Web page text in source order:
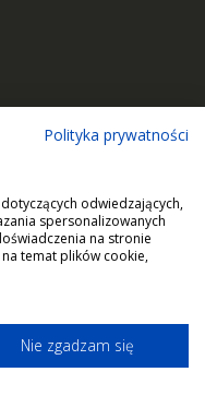
Polityka prywatności
odwiedzających,
spersonalizowanych
na stronie
temat plików cookie,
Nie zgadzam się